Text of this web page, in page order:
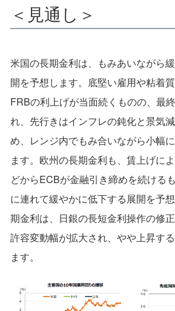
＜見通し＞
米国の長期金利は、もみあいながら
開を予想します。底堅い雇用や粘着
FRBの利上げが当面続くものの、最
れ、先行きはインフレの鈍化と景気
め、レンジ内でもみ合いながら小幅
ます。欧州の長期金利も、賃上げに
どからECBが金融引き締めを続ける
に連れて緩やかに低下する展開を予
期金利は、日銀の長短金利操作の修
許容変動幅が拡大され、やや上昇す
ます。